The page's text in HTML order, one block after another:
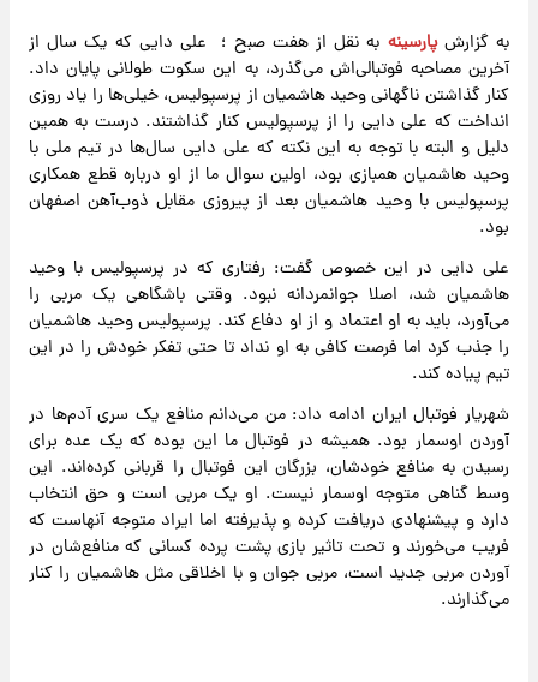
به گزارشپارسینه به نقل از هفت صبح ؛ علی دایی که یک سال از
آخرین مصاحبه فوتبالی‌اش می‌گذرد، به این سکوت طولانی پایان داد.
کنار گذاشتن ناگهانی وحید هاشمیان از پرسپولیس، خیلی‌ها را یاد روزی
انداخت که علی دایی را از پرسپولیس کنار گذاشتند. درست به همین
دلیل و البته با توجه به این نکته که علی دایی سال‌ها در تیم ملی با
وحید هاشمیان همبازی بود، اولین سوال ما از او درباره قطع همکاری
پرسپولیس با وحید هاشمیان بعد از پیروزی مقابل ذوب‌آهن اصفهان
بود.
علی دایی در این خصوص گفت: رفتاری که در پرسپولیس با وحید
هاشمیان شد، اصلا جوانمردانه نبود. وقتی باشگاهی یک مربی را
می‌آورد، باید به او اعتماد و از او دفاع کند. پرسپولیس وحید هاشمیان
را جذب کرد اما فرصت کافی به او نداد تا حتی تفکر خودش را در این
تیم پیاده کند.
شهریار فوتبال ایران ادامه داد: من می‌دانم منافع یک سری آدم‌ها در
آوردن اوسمار بود. همیشه در فوتبال ما این بوده که یک عده برای
رسیدن به منافع خودشان، بزرگان این فوتبال را قربانی کرده‌اند. این
وسط گناهی متوجه اوسمار نیست. او یک مربی است و حق انتخاب
دارد و پیشنهادی دریافت کرده و پذیرفته اما ایراد متوجه آنهاست که
فریب می‌خورند و تحت تاثیر بازی پشت پرده کسانی که منافع‌شان در
آوردن مربی جدید است، مربی جوان و با اخلاقی مثل هاشمیان را کنار
می‌گذارند.